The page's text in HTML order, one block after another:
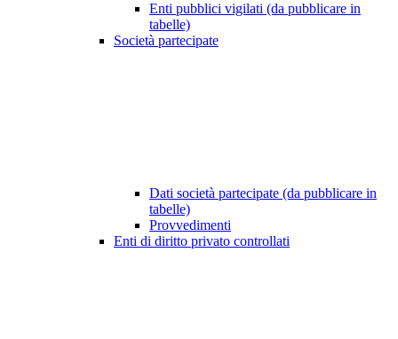
Enti pubblici vigilati (da pubblicare in
tabelle)
Società partecipate
Dati società partecipate (da pubblicare in
tabelle)
Provvedimenti
Enti di diritto privato controllati